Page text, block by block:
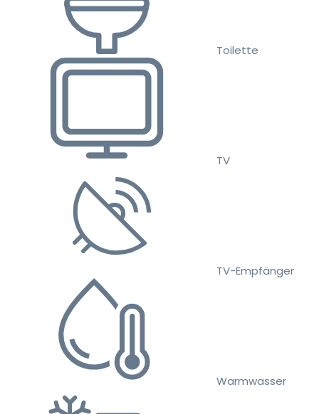
Toilette
TV
TV-Empfänger
Warmwasser